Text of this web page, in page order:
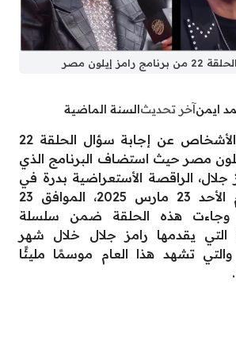
إيلون مصر
ايمنآخر تحديثالسنة الماضية
يبحث الكثير من الأشخاص عن إجابة سؤال الحلقة 22
مصر حيث استضاف البرنامج الذي
جلال، الراقصة الأستعراضية بدرة في
حلقة مساء اليوم الأحد 23 مارس 2025، الموافق 23
1446هـ. وجاءت هذه الحلقة ضمن سلسلة
التي يقدمها رامز جلال خلال شهر
تشهد هذا العام موسمًا مليئًا